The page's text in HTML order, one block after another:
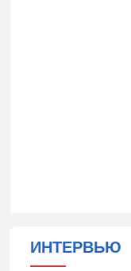
ИНТЕРВЬЮ